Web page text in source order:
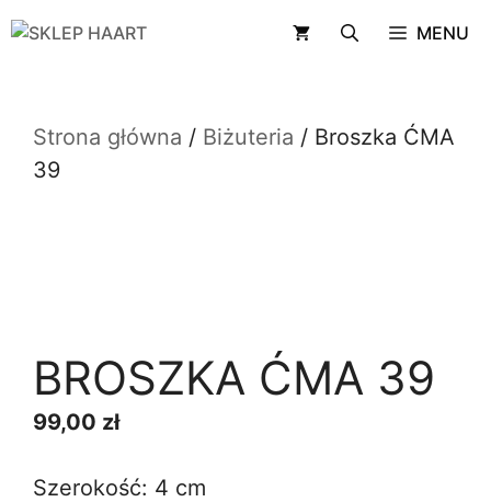
Przejdź
MENU
Strona główna / Biżuteria / Broszka ĆMA
39
BROSZKA ĆMA 39
99,00 zł
Szerokość: 4 cm